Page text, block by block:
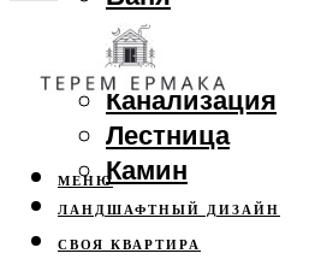
Веранда
Забор
Канализация
Лестница
Камин
ЛАНДШАФТНЫЙ ДИЗАЙН
СВОЯ КВАРТИРА
МЕНЮ